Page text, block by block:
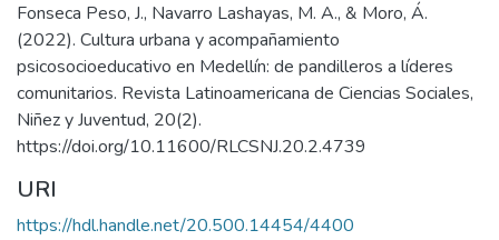
Fonseca Peso, J., Navarro Lashayas, M. A., & Moro, Á.
(2022). Cultura urbana y acompañamiento
psicosocioeducativo en Medellín: de pandilleros a líderes
comunitarios. Revista Latinoamericana de Ciencias Sociales,
Niñez y Juventud, 20(2).
https://doi.org/10.11600/RLCSNJ.20.2.4739
URI
https://hdl.handle.net/20.500.14454/4400